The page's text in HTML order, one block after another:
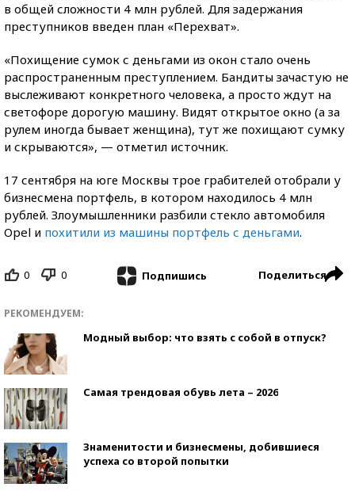
в общей сложности 4 млн рублей. Для задержания
преступников введен план «Перехват».
«Похищение сумок с деньгами из окон стало очень
распространенным преступлением. Бандиты зачастую не
выслеживают конкретного человека, а просто ждут на
светофоре дорогую машину. Видят открытое окно (а за
рулем иногда бывает женщина), тут же похищают сумку
и скрываются», — отметил источник.
17 сентября на юге Москвы трое грабителей отобрали у
бизнесмена портфель, в котором находилось 4 млн
рублей. Злоумышленники разбили стекло автомобиля
Opel и похитили из машины портфель с деньгами.
0 0 Подпишись Поделиться
РЕКОМЕНДУЕМ:
Модный выбор: что взять с собой в отпуск?
Самая трендовая обувь лета – 2026
Знаменитости и бизнесмены, добившиеся
успеха со второй попытки